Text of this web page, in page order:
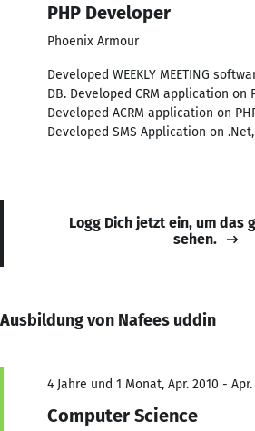
PHP Developer
Phoenix Armour
Developed WEEKLY MEETING
DB. Developed CRM application on
Developed ACRM application on
Developed SMS Application on .Net,
Logg Dich jetzt ein, um das
sehen.
Ausbildung von Nafees uddin
4 Jahre und 1 Monat, Apr. 2010 - Apr.
Computer Science